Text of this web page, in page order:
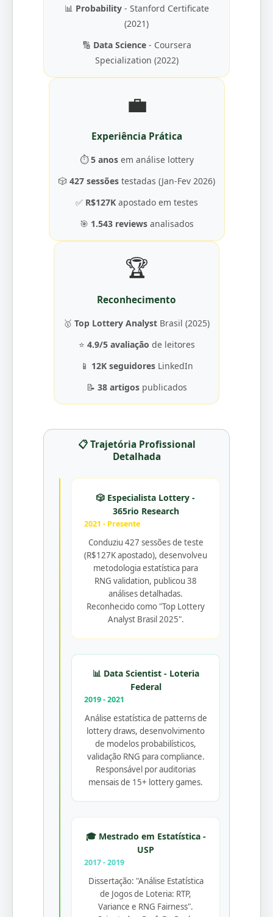
📊 Probability- Stanford Certificate
(2021)
🔢 Data Science- Coursera
Specialization (2022)
💼
Experiência Prática
⏱️5 anosem análise lottery
🎲 427 sessõestestadas (Jan-Fev 2026)
✅ R$127Kapostado em testes
🎯 1.543 reviewsanalisados
🏆
Reconhecimento
🥇 Top Lottery Analyst Brasil (2025)
⭐ 4.9/5 avaliação de leitores
📱 12K seguidoresLinkedIn
📝 38 artigospublicados
📋 Trajetória Profissional
Detalhada
🎲 Especialista Lottery -
365rio Research
2021 - Presente
Conduziu 427 sessões de teste
(R$127K apostado), desenvolveu
metodologia estatística para
RNG validation, publicou 38
análises detalhadas.
Reconhecido como "Top Lottery
Analyst Brasil 2025".
📊 Data Scientist - Loteria
Federal
2019 - 2021
Análise estatística de patterns de
lottery draws, desenvolvimento
de modelos probabilísticos,
validação RNG para compliance.
Responsável por auditorias
mensais de 15+ lottery games.
🎓 Mestrado em Estatística -
USP
2017 - 2019
Dissertação: "Análise Estatística
de Jogos de Loteria: RTP,
Variance e RNG Fairness".